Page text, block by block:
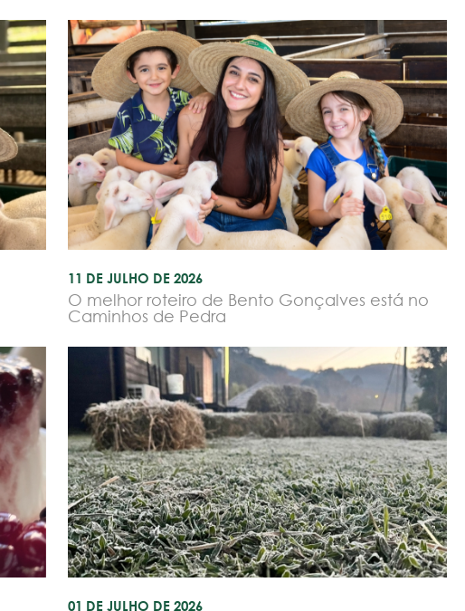
11 DE JULHO DE 2026
O melhor roteiro de Bento Gonçalves está no
Caminhos de Pedra
01 DE JULHO DE 2026